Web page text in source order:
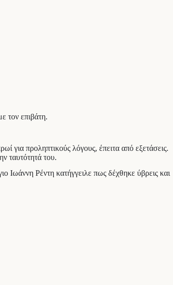
τον επιβάτη.
για προληπτικούς λόγους, έπειτα από εξετάσεις.
ταυτότητά του.
Ιωάννη Ρέντη κατήγγειλε πως δέχθηκε ύβρεις και